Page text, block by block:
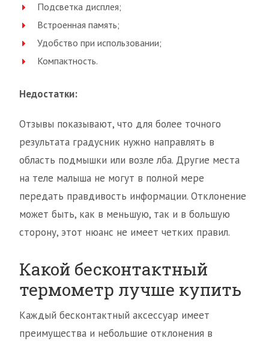
Подсветка дисплея;
Встроенная память;
Удобство при использовании;
Компактность.
Недостатки:
Отзывы показывают, что для более точного
результата градусник нужно направлять в
область подмышки или возле лба. Другие места
на теле малыша не могут в полной мере
передать правдивость информации. Отклонение
может быть, как в меньшую, так и в большую
сторону, этот нюанс не имеет четких правил.
Какой бесконтактный
термометр лучше купить
Каждый бесконтактный аксессуар имеет
преимущества и небольшие отклонения в